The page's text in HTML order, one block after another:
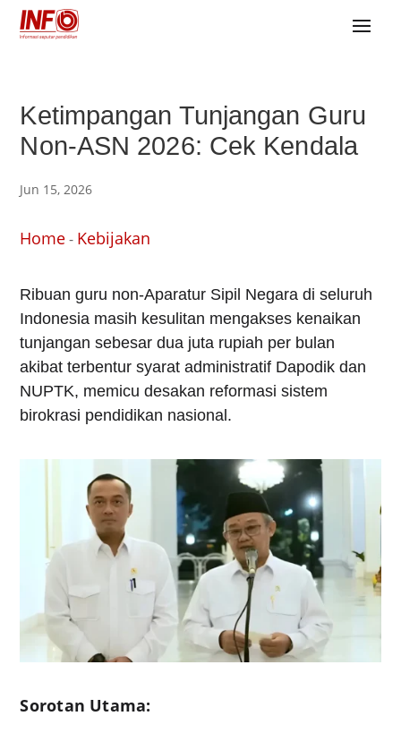
Ketimpangan Tunjangan Guru
Non-ASN 2026: Cek Kendala
Jun 15, 2026
Home- Kebijakan
Ribuan guru non-Aparatur Sipil Negara di seluruh
Indonesia masih kesulitan mengakses kenaikan
tunjangan sebesar dua juta rupiah per bulan
akibat terbentur syarat administratif Dapodik dan
NUPTK, memicu desakan reformasi sistem
birokrasi pendidikan nasional.
Sorotan Utama: